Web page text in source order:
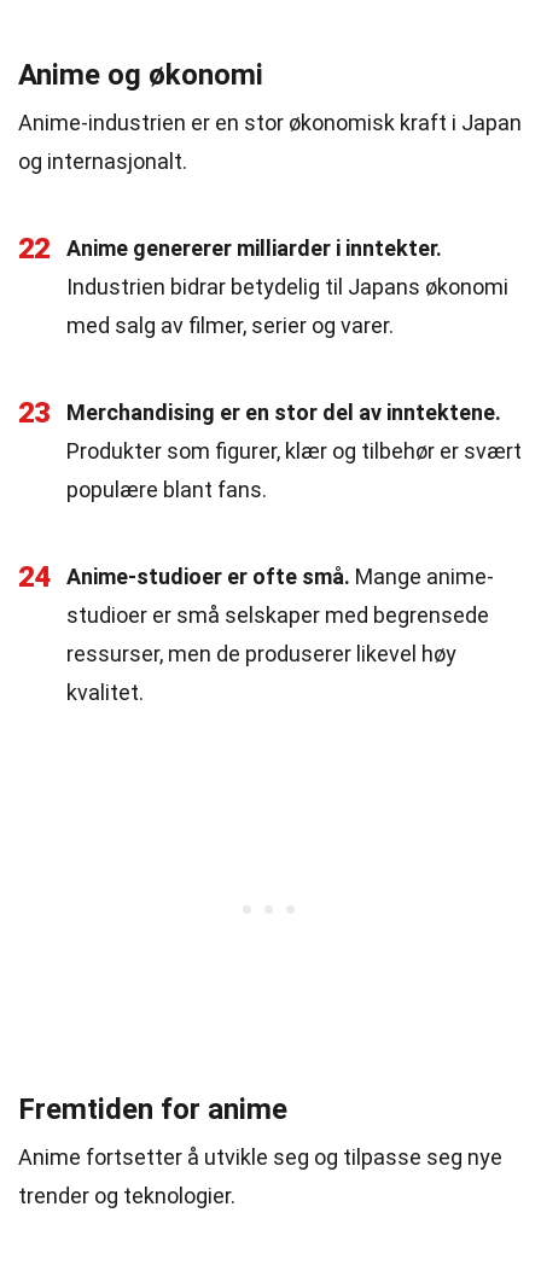
Anime og økonomi
Anime-industrien er en stor økonomisk kraft i Japan
og internasjonalt.
22
Anime genererer milliarder i inntekter.
Industrien bidrar betydelig til Japans økonomi
med salg av filmer, serier og varer.
23
Merchandising er en stor del av inntektene.
Produkter som figurer, klær og tilbehør er svært
populære blant fans.
24 Anime-studioer er ofte små. Mange anime-
studioer er små selskaper med begrensede
ressurser, men de produserer likevel høy
kvalitet.
Fremtiden for anime
Anime fortsetter å utvikle seg og tilpasse seg nye
trender og teknologier.